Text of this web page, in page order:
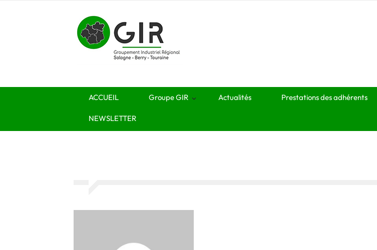
ACCUEIL Groupe GIR Actualités Prestations des adhérents
NEWSLETTER